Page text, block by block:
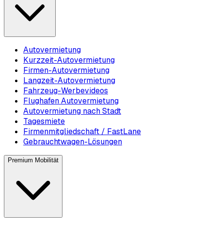
Autovermietung
Kurzzeit-Autovermietung
Firmen-Autovermietung
Langzeit-Autovermietung
Fahrzeug-Werbevideos
Flughafen Autovermietung
Autovermietung nach Stadt
Tagesmiete
Firmenmitgliedschaft / FastLane
Gebrauchtwagen-Lösungen
Premium Mobilität